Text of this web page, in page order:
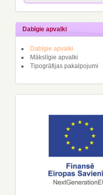
Dabīgie apvalki
Dabīgie apvalki
Mākslīgie apvalki
Tipogrāfijas pakalpojumi